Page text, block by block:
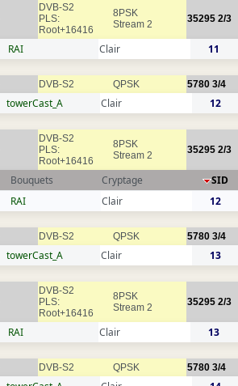
DVB-S2
PLS:
Root+16416
8PSK
Stream 2
35295 2/3
RAI Clair 11
DVB-S2 QPSK 5780 3/4
towerCast_A Clair 12
DVB-S2
PLS:
Root+16416
8PSK
Stream 2
35295 2/3
Bouquets Cryptage SID
RAI Clair 12
DVB-S2 QPSK 5780 3/4
towerCast_A Clair 13
DVB-S2
PLS:
Root+16416
8PSK
Stream 2
35295 2/3
RAI Clair 13
DVB-S2 QPSK 5780 3/4